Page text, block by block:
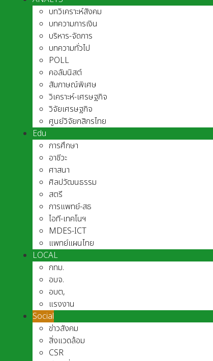
บทวิเคราะห์สังคม
บทความการเงิน
บริหาร-จัดการ
บทความทั่วไป
POLL
คอลัมนิสต์
สัมภาษณ์พิเศษ
วิเคราะห์-เศรษฐกิจ
วิจัยเศรษฐกิจ
ศูนย์วิจัยกสิกรไทย
Edu
การศึกษา
อาชีวะ
ศาสนา
ศิลปวัฒนธรรม
สตรี
การแพทย์-สธ
ไอที-เทคโนฯ
MDES-ICT
แพทย์แผนไทย
LOCAL
กทม.
อบจ.
อบต,
แรงงาน
Social
ข่าวสังคม
สิ่งแวดล้อม
CSR